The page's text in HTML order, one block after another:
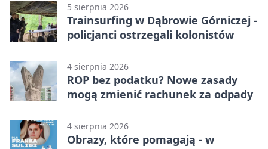
5 sierpnia 2026
Trainsurfing w Dąbrowie Górniczej -
policjanci ostrzegali kolonistów
4 sierpnia 2026
ROP bez podatku? Nowe zasady
mogą zmienić rachunek za odpady
4 sierpnia 2026
Obrazy, które pomagają - w